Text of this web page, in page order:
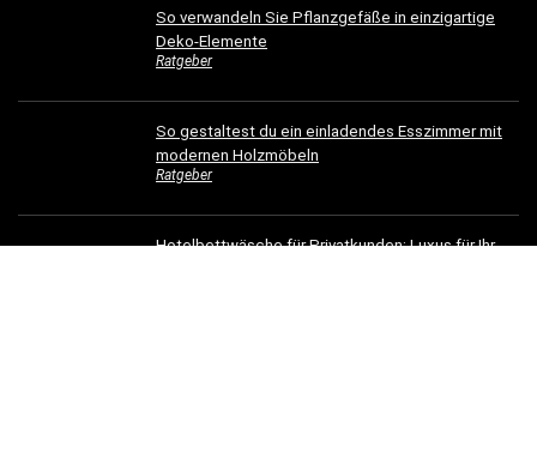
So verwandeln Sie Pflanzgefäße in einzigartige
Deko-Elemente
Ratgeber
So gestaltest du ein einladendes Esszimmer mit
modernen Holzmöbeln
Ratgeber
Hotelbettwäsche für Privatkunden: Luxus für Ihr